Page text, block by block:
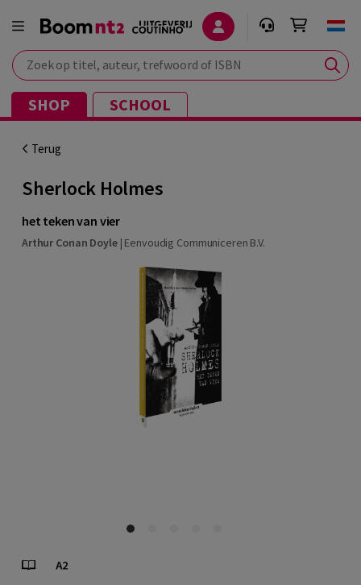
Zoek op titel, auteur, trefwoord of ISBN
SHOP SCHOOL
Terug
Sherlock Holmes
het teken van vier
Arthur Conan Doyle| Eenvoudig Communiceren B.V.